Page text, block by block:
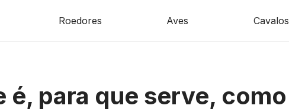
Roedores Aves Cavalos
é, para que serve, como